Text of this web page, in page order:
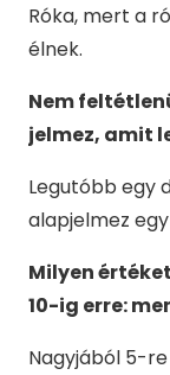
Róka, mert a
élnek.
Nem
jelmez, amit
Legutóbb egy
alapjelmez
Milyen
10-ig erre:
Nagyjából 5-